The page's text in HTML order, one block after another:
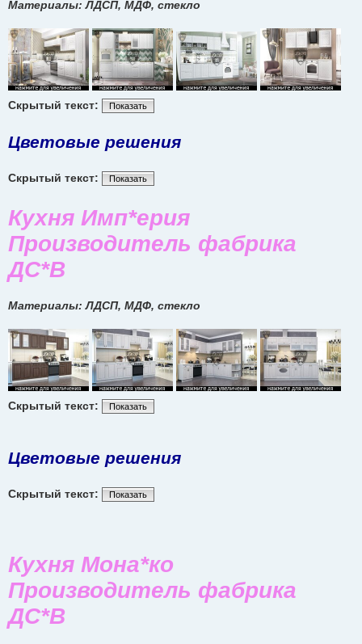
Материалы: ЛДСП, МДФ, стекло
Скрытый текст: Показать
Цветовые решения
Скрытый текст: Показать
Кухня Имп*ерия
Производитель фабрика
ДС*В
Материалы: ЛДСП, МДФ, стекло
Скрытый текст: Показать
Цветовые решения
Скрытый текст: Показать
Кухня Мона*ко
Производитель фабрика
ДС*В